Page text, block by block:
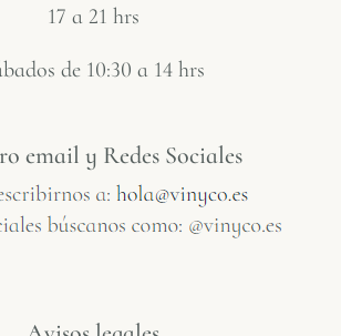
17 a 21 hrs
de 10:30 a 14 hrs
email y Redes Sociales